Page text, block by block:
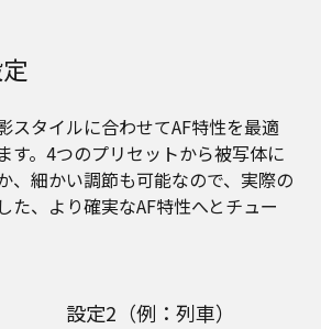
スタイルに合わせてAF特性を最適
す。4つのプリセットから被写体に
、細かい調節も可能なので、実際の
た、より確実なAF特性へとチュー
設定2（例：列車）